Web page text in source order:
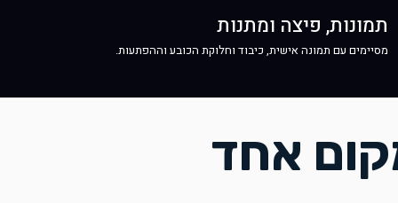
תמונות, פיצה ומתנות
מסיימים עם תמונה אישית, כיבוד וחלוקת הכובע וההפתעות.
אחד